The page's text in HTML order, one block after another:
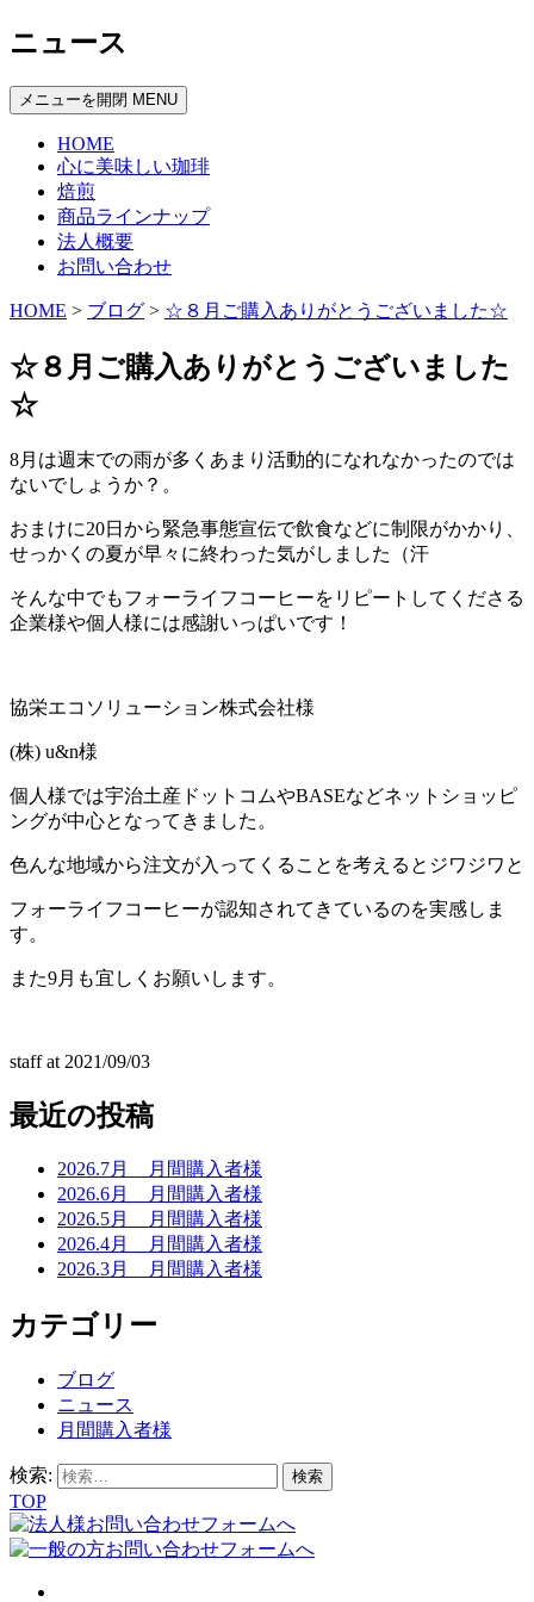
ニュース
メニューを開閉 MENU
HOME
心に美味しい珈琲
焙煎
商品ラインナップ
法人概要
お問い合わせ
HOME > ブログ > ☆８月ご購入ありがとうございました☆
☆８月ご購入ありがとうございました
☆
8月は週末での雨が多くあまり活動的になれなかったのでは
ないでしょうか？。
おまけに20日から緊急事態宣伝で飲食などに制限がかかり、
せっかくの夏が早々に終わった気がしました（汗
そんな中でもフォーライフコーヒーをリピートしてくださる
企業様や個人様には感謝いっぱいです！
協栄エコソリューション株式会社様
(株) u&n様
個人様では宇治土産ドットコムやBASEなどネットショッピ
ングが中心となってきました。
色んな地域から注文が入ってくることを考えるとジワジワと
フォーライフコーヒーが認知されてきているのを実感しま
す。
また9月も宜しくお願いします。
staffat 2021/09/03
最近の投稿
2026.7月 月間購入者様
2026.6月 月間購入者様
2026.5月 月間購入者様
2026.4月 月間購入者様
2026.3月 月間購入者様
カテゴリー
ブログ
ニュース
月間購入者様
検索:
TOP